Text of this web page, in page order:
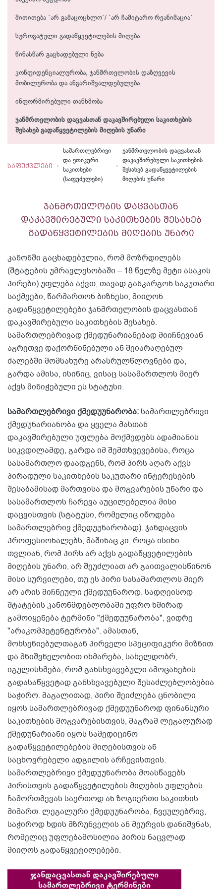
მითითება `არ გამაცოცხლო`/ `არ ჩამიტარო რეანიმაცია`
სუროგატული გადაწყვეტილების მიღება
წინასწარ გაცხადებული ნება
კონფიდენციალურობა, ჯანმრთელობის დაზღვევის
მობილურობა და ანგარიშვალდებულება
ინფორმირებული თანხმობა
ჯანმრთელობის დაცვასთან დაკავშირებული საკითხების
შესახებ გადაწყვეტილების მიღების უნარი
საფუძვლები
სამართლებრივი
და ეთიკური
საკითხები
(საფუძვლები)
ჯანმრთელობის დაცვასთან
დაკავშირებული საკითხების
შესახებ გადაწყვეტილების
მიღების უნარი
ჯანმრთელობის დაცვასთან
დაკავშირებული საკითხების შესახებ
გადაწყვეტილების მიღების უნარი
კანონში გაცხადებულია, რომ მოზრდილებს
(შტატების უმრავლესობაში – 18 წელზე მეტი ასაკის
პირები) უფლება აქვთ, თავად განკარგონ საკუთარი
საქმეები, წარმართონ ბიზნესი, მიიღონ
გადაწყვეტილებები ჯანმრთელობის დაცვასთან
დაკავშირებული საკითხების შესახებ.
სამართლებრივად ქმედუნარიანებად მიიჩნევიან
აგრეთვე დაქორწინებული ან შეიარაღებულ
ძალებში მომსახურე არასრულწლოვნები და,
გარდა ამისა, ისინიც, ვისაც სასამართლოს მიერ
აქვს მინიჭებული ეს სტატუსი.
სამართლებრივიქმედუუნარობა: სამართლებრივი
ქმედუნარიანობა და ყველა მასთან
დაკავშირებული უფლება მოქმედებს ადამიანის
სიკვდილამდე, გარდა იმ შემთხვევებისა, როცა
სასამართლო დაადგენს, რომ პირს აღარ აქვს
პირადული საკითხების საკუთარი ინტერესების
შესაბამისად მართვისა და მოგვარების უნარი და
სასამართლოს ჩარევა აუცილებელია მისი
დაცვისთვის (სტატუსი, რომელიც იწოდება
სამართლებრივ ქმედუუნარობად). ჯანდაცვის
პროფესიონალებს, მაშინაც კი, როცა ისინი
თვლიან, რომ პირს არ აქვს გადაწყვეტილების
მიღების უნარი, არ შეუძლიათ არ გაითვალისწინონ
მისი სურვილები, თუ ეს პირი სასამართლოს მიერ
არ არის მიჩნეული ქმედუუნაროდ. სადღეისოდ
შტატების კანონმდებლობაში უფრო ხშირად
გამოიყენება ტერმინი "ქმედუუნარობა", ვიდრე
"არაკომპეტენტურობა". ამასთან,
მოხსენიებულთაგან პირველი სპეციფიკური მიზნით
და მნიშვნელობით იხმარება, სახელდობრ,
იგულისხმება, რომ განსხვავებული ამოცანების
გადასაწყვეტად განსხვავებული შესაძლებლობებია
საჭირო. მაგალითად, პირი შეიძლება ცნობილი
იყოს სამართლებრივად ქმედუუნაროდ ფინანსური
საკითხების მოგვარებისთვის, მაგრამ ლეგალურად
ქმედუნარიანი იყოს სამედიცინო
გადაწყვეტილებების მიღებისთვის ან
საცხოვრებელი ადგილის არჩევისთვის.
სამართლებრივი ქმედუუნარობა მოასწავებს
პირისთვის გადაწყვეტილების მიღების უფლების
ჩამორთმევას საერთოდ ან ზოგიერთი საკითხის
მიმართ. ლეგალური ქმედუუნარობა, ჩვეულებრივ,
საჭიროდ ხდის მზრუნველის ან მეურვის დანიშვნას,
რომელიც უფლებამოსილია პირის ნაცვლად
მიიღოს გადაწყვეტილებები.